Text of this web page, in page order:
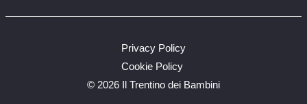
© 2026 Il Trentino dei Bambini
Privacy Policy
Cookie Policy